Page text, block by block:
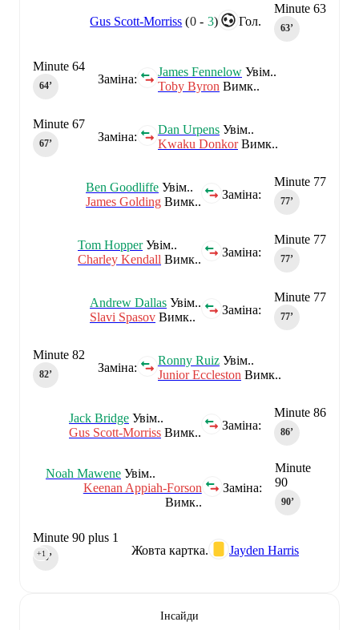
Minute 63
63‎’‎
Гол.
Gus Scott-Morriss (0- 3)
Заміна:
James Fennelow Увім..
Toby Byron Вимк..
Minute 64
64‎’‎
Заміна:
Dan Urpens Увім..
Kwaku DonkorВимк..
Minute 67
67‎’‎
Minute 77
77‎’‎
Заміна:
Ben Goodliffe Увім..
James Golding Вимк..
Minute 77
77‎’‎
Заміна:
Tom HopperУвім..
Charley Kendall Вимк..
Minute 77
77‎’‎
Заміна:
Andrew Dallas Увім..
Slavi Spasov Вимк..
Заміна:
Ronny Ruiz Увім..
Junior Eccleston Вимк..
Minute 82
82‎’‎
Minute 86
86‎’‎
Заміна:
Jack Bridge Увім..
Gus Scott-Morriss Вимк..
Minute
90
90‎’‎
Заміна:
Noah Mawene Увім..
Keenan Appiah-Forson
Вимк..
Жовта картка. Jayden Harris
Minute 90 plus 1
90‎’‎
+1
Інсайди